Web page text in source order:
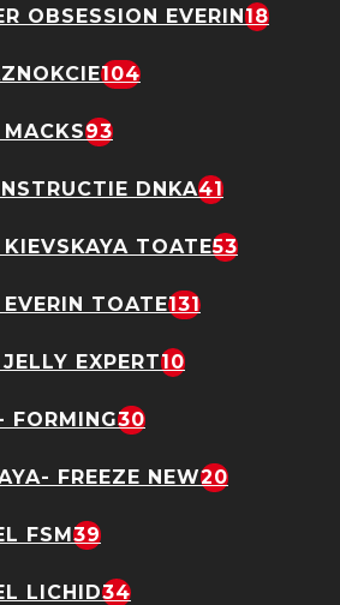
OBSESSION EVERIN18
104
MACKS93
DNKA41
KIEVSKAYA TOATE53
EVERIN TOATE131
EXPERT10
FORMING30
FREEZE NEW20
FSM39
LICHID34
B023